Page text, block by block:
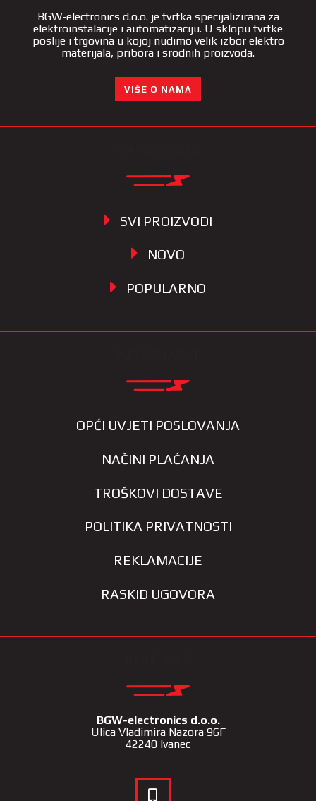
BGW-electronics d.o.o. je tvrtka specijalizirana za
elektroinstalacije i automatizaciju. U sklopu tvrtke
poslije i trgovina u kojoj nudimo velik izbor elektro
materijala, pribora i srodnih proizvoda.
VIŠE O NAMA
SVI PROIZVODI
NOVO
POPULARNO
OPĆI UVJETI POSLOVANJA
NAČINI PLAĆANJA
TROŠKOVI DOSTAVE
POLITIKA PRIVATNOSTI
REKLAMACIJE
RASKID UGOVORA
BGW-electronics d.o.o.
Ulica Vladimira Nazora 96F
42240 Ivanec